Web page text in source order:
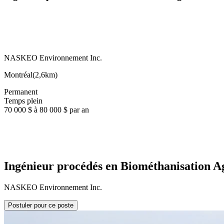
NASKEO Environnement Inc.
Montréal(2,6km)
Permanent
Temps plein
70 000 $ à 80 000 $ par an
Ingénieur procédés en Biométhanisation
NASKEO Environnement Inc.
Postuler pour ce poste